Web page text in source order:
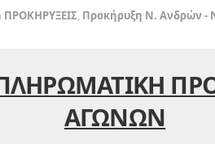
ΠΡΟΚΗΡΥΞΕΙΣ, Προκήρυξη Ν. Ανδρών -
ΑΓΩΝΩΝ